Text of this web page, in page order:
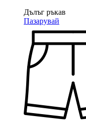
Дълъг ръкав
Пазарувай